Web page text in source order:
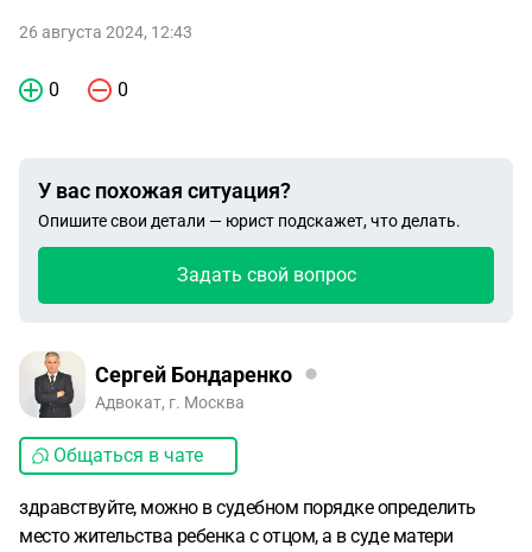
26 августа 2024, 12:43
0 0
У вас похожая ситуация?
Опишите свои детали — юрист подскажет, что делать.
Задать свой вопрос
Сергей Бондаренко
Адвокат, г. Москва
Общаться в чате
здравствуйте, можно в судебном порядке определить
место жительства ребенка с отцом, а в суде матери